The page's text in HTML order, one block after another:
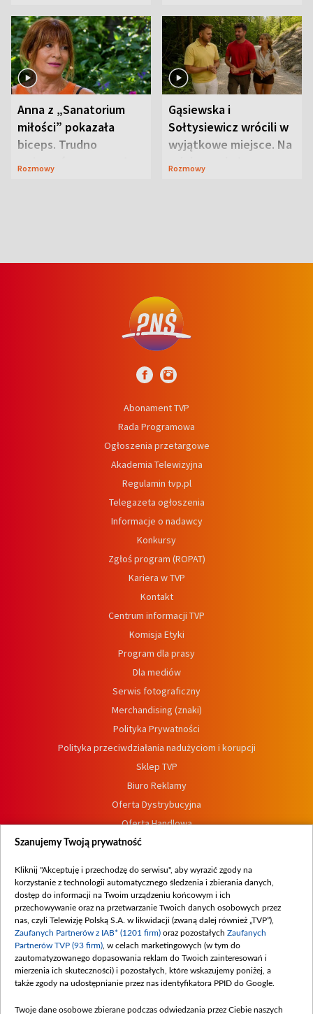
Anna z „Sanatorium
miłości” pokazała
biceps. Trudno
uwierzyć, co przeszła
Rozmowy
Gąsiewska i
Sołtysiewicz wrócili w
wyjątkowe miejsce. Na
szlaku czekał
Rozmowy
Abonament TVP
Rada Programowa
Ogłoszenia przetargowe
Akademia Telewizyjna
Regulamin tvp.pl
Telegazeta ogłoszenia
Informacje o nadawcy
Konkursy
Zgłoś program (ROPAT)
Kariera w TVP
Kontakt
Centrum informacji TVP
Komisja Etyki
Program dla prasy
Dla mediów
Serwis fotograficzny
Merchandising (znaki)
Polityka Prywatności
Polityka przeciwdziałania nadużyciom i korupcji
Sklep TVP
Biuro Reklamy
Oferta Dystrybucyjna
Oferta Handlowa
Dostępność
Procedura zgłoszeń wewnętrznych
Szanujemy Twoją prywatność
Kliknij "Akceptuję i przechodzę do serwisu", aby wyrazić zgody na
korzystanie z technologii automatycznego śledzenia i zbierania danych,
dostęp do informacji na Twoim urządzeniu końcowym i ich
przechowywanie oraz na przetwarzanie Twoich danych osobowych przez
nas, czyli Telewizję Polską S.A. w likwidacji (zwaną dalej również „TVP”),
Zaufanych Partnerów z IAB* (1201 firm) oraz pozostałych Zaufanych
Partnerów TVP (93 firm) , w celach marketingowych (w tym do
zautomatyzowanego dopasowania reklam do Twoich zainteresowań i
mierzenia ich skuteczności) i pozostałych, które wskazujemy poniżej, a
także zgody na udostępnianie przez nas identyfikatora PPID do Google.
Twoje dane osobowe zbierane podczas odwiedzania przez Ciebie naszych